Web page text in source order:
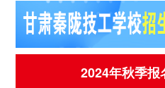
2024年秋季报
电子技术应用 37
美容美发 50 37
烹饪(中西式面点) 40 30
烹饪(中式烹调) 40 30